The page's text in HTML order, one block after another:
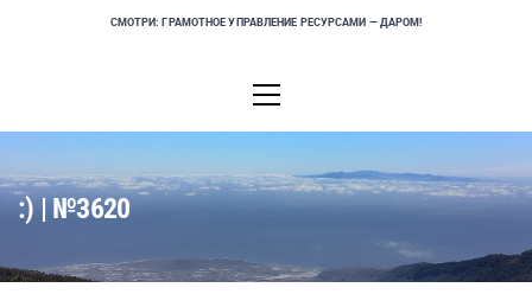
СМОТРИ: ГРАМОТНОЕ УПРАВЛЕНИЕ РЕСУРСАМИ — ДАРОМ!
меню
:) | №3620